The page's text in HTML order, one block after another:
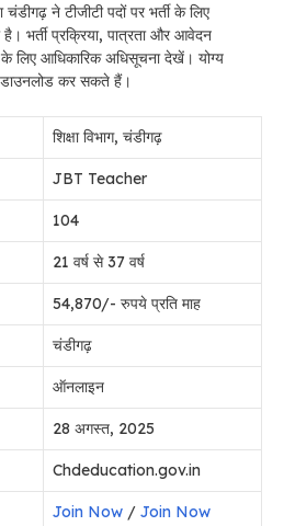
चंडीगढ़ ने टीजीटी पदों पर भर्ती के लिए
भर्ती प्रक्रिया, पात्रता और आवेदन
के लिए आधिकारिक अधिसूचना देखें। योग्य
डाउनलोड कर सकते हैं।
शिक्षा विभाग, चंडीगढ़
JBT Teacher
104
21 वर्ष से 37 वर्ष
54,870/- रुपये प्रति माह
चंडीगढ़
ऑनलाइन
28 अगस्त, 2025
Chdeducation.gov.in
Join Now / Join Now